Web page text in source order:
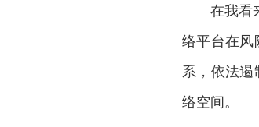
在我看来
络平台在风
系，依法
络空间。